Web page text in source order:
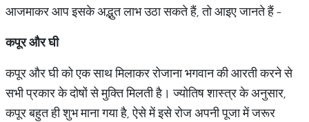
आजमाकर आप इसके अद्भुत लाभ उठा सकते हैं, तो आइए जानते हैं -
कपूर और घी
कपूर और घी को एक साथ मिलाकर रोजाना भगवान की आरती करने से
सभी प्रकार के दोषों से मुक्ति मिलती है। ज्योतिष शास्त्र के अनुसार,
कपूर बहुत ही शुभ माना गया है, ऐसे में इसे रोज अपनी पूजा में जरूर